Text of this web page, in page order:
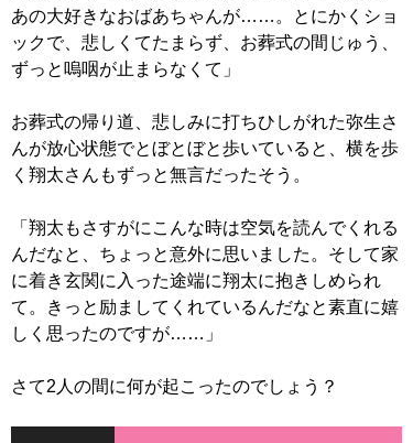
あの大好きなおばあちゃんが……。とにかくショ
ックで、悲しくてたまらず、お葬式の間じゅう、
ずっと嗚咽が止まらなくて」
お葬式の帰り道、悲しみに打ちひしがれた弥生さ
んが放心状態でとぼとぼと歩いていると、横を歩
く翔太さんもずっと無言だったそう。
「翔太もさすがにこんな時は空気を読んでくれる
んだなと、ちょっと意外に思いました。そして家
に着き玄関に入った途端に翔太に抱きしめられ
て。きっと励ましてくれているんだなと素直に嬉
しく思ったのですが……」
さて2人の間に何が起こったのでしょう？